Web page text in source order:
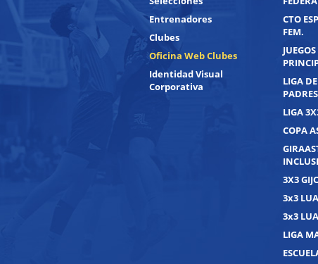
Entrenadores
Clubes
Oficina Web Clubes
Identidad Visual
Corporativa
CTO
FEM.
LIGA
PADRES
LIGA
COPA
3X3
3x3
3x3
LIGA